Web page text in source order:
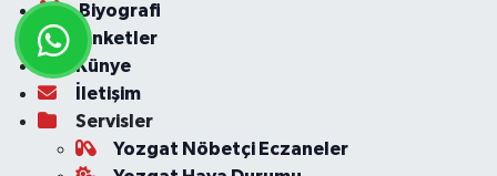
Biyografi
Anketler
Künye
İletişim
Servisler
Yozgat Nöbetçi Eczaneler